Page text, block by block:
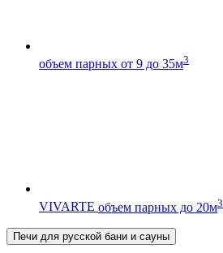
объем парных от 9 до 35м3
VIVARTE объем парных до 20м3
Печи для русской бани и сауны